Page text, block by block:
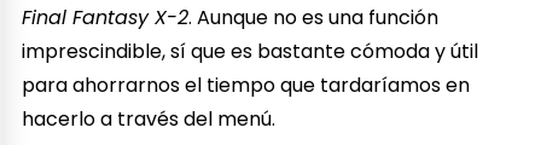
Final Fantasy X-2. Aunque no es una función
imprescindible, sí que es bastante cómoda y útil
para ahorrarnos el tiempo que tardaríamos en
hacerlo a través del menú.